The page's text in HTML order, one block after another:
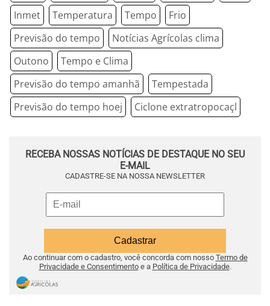
Inmet
Temperatura Tempo
Frio
Previsão do tempo
Notícias Agrícolas clima
Outono
Tempo e Clima
Previsão do tempo amanhã
Tempestada
Previsão do tempo hoej
Ciclone extratropocaçl
RECEBA NOSSAS NOTÍCIAS DE DESTAQUE NO SEU
E-MAIL
CADASTRE-SE NA NOSSA NEWSLETTER
Ao continuar com o cadastro, você concorda com nosso Termo de
Privacidade e Consentimentoe a Política de Privacidade.